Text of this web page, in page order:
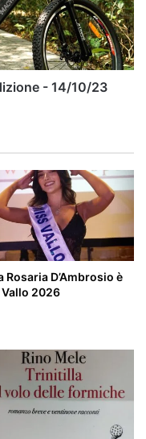
- 14/10/23
Rosaria D’Ambrosio è
2026